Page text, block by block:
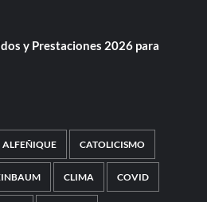
y Prestaciones 2026 para
ALFEÑIQUE CATOLICISMO
CLIMA COVID